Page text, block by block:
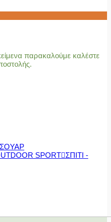
παρακαλούμε καλέστε
SPORT ΣΠΙΤΙ -